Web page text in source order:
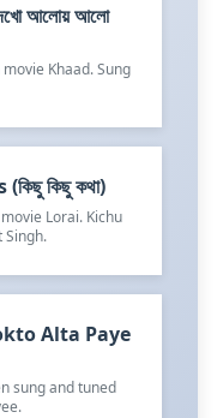
আলোয় আলো
Khaad. Sung
কিছু কথা)
Lorai. Kichu
Singh.
Alta Paye
sung and tuned